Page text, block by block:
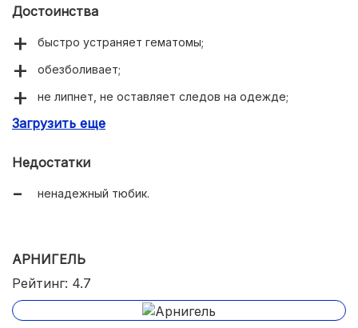
Достоинства
быстро устраняет гематомы;
обезболивает;
не липнет, не оставляет следов на одежде;
экономично расходуется.
Загрузить еще
Недостатки
ненадежный тюбик.
АРНИГЕЛЬ
Рейтинг: 4.7